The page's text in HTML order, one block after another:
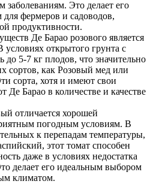
заболеваниям. Это делает его
фермеров и садоводов,
продуктивности.
Де Барао розового является
открытого грунта с
до 5-7 кг плодов, что значительно
сортов, как Розовый мед или
сорта, хотя и имеют свои
Де Барао в количестве и качестве
отличается хорошей
погодным условиям. В
к перепадам температуры,
этот томат способен
даже в условиях недостатка
делает его идеальным выбором
климатом.